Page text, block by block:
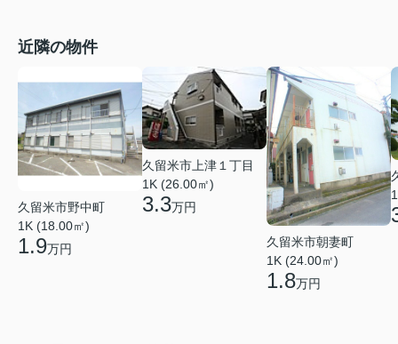
近隣の物件
久留米市野中町
1K (18.00㎡)
1.9万円
久留米市上津１丁目
1K (26.00㎡)
3.3万円
久留米市朝妻町
1K (24.00㎡)
1.8万円